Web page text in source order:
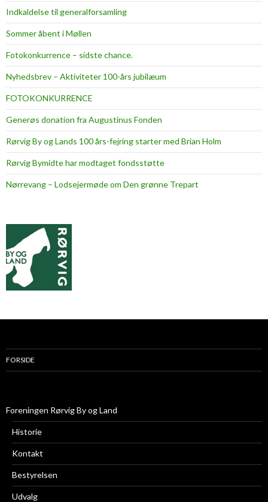
Indkaldelse til generalforsamling
Sommer åbent i Møllen
Fotokonkurrence – sidste chance.
Nyhedsbrev – Aktiviteter 100-års jubilæum
FOTOKONKURRENCE
Generøs donation fra Augustinus Fonden
Rørvig By og Lands 100 års-fejring starter med Brian Holm
Rørvig Bymidte har modtaget fondsstøtte
Nørrevang – Lodsejermøde om Den grønne Trepart
FORSIDE
Foreningen Rørvig By og Land
Historie
Kontakt
Bestyrelsen
Udvalg